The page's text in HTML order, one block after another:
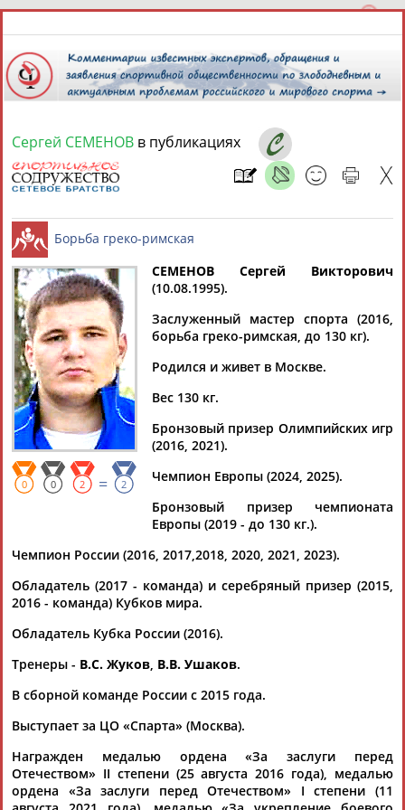
9 августа 2026 года,
СПОРТСМЕНЫ, ТРЕНЕРЫ И СПЕЦИАЛИСТЫ
Найдено: 2персоны Расширенный поиск
Сергей
СЕМЕНОВ
Сергей
СЕМЕНОВ
Ваш запрос: "Сергей СЕМЕНОВ"
Документы 1-10 из 81 найденных уникальных документов
В Хорватии стартует чемпионат мира по спортивной
борьбе
СергейЕмелин (до 63 кг), Даниял Агаев (до 67 кг), Дмитрий...
Сергей Семенов(до 130 кг). Как ранее рассказал главный
тренер...
(Проект:Информационное агентство СТАДИОН
13.09.2025
чемпионат мира в Загребе
...(весовая категория до 55 кг), Садык Лалаев (до 60 кг),
СергейЕмелин (до 63 кг), Даниял Алаев (до 67 кг), Дмитрий...
Сергей СЕМЕНОВ в публикациях
Борьба греко-римская
0 0 2 = 2
СЕМЕНОВ Сергей Викторович
(10.08.1995).
Заслуженный мастер спорта (2016,
борьба греко-римская, до 130 кг).
Родился и живет в Москве.
Вес 130 кг.
Бронзовый призер Олимпийских игр
(2016, 2021).
Чемпион Европы (2024, 2025).
Бронзовый призер чемпионата
Европы (2019 - до 130 кг.).
Чемпион России (2016, 2017,2018, 2020, 2021, 2023).
Обладатель (2017 - команда) и серебряный призер (2015,
2016 - команда) Кубков мира.
Обладатель Кубка России (2016).
Тренеры - В.С. Жуков, В.В. Ушаков.
В сборной команде России с 2015 года.
Выступает за ЦО «Спарта» (Москва).
Награжден медалью ордена «За заслуги перед
Отечеством» II степени (25 августа 2016 года), медалью
ордена «За заслуги перед Отечеством» I степени (11